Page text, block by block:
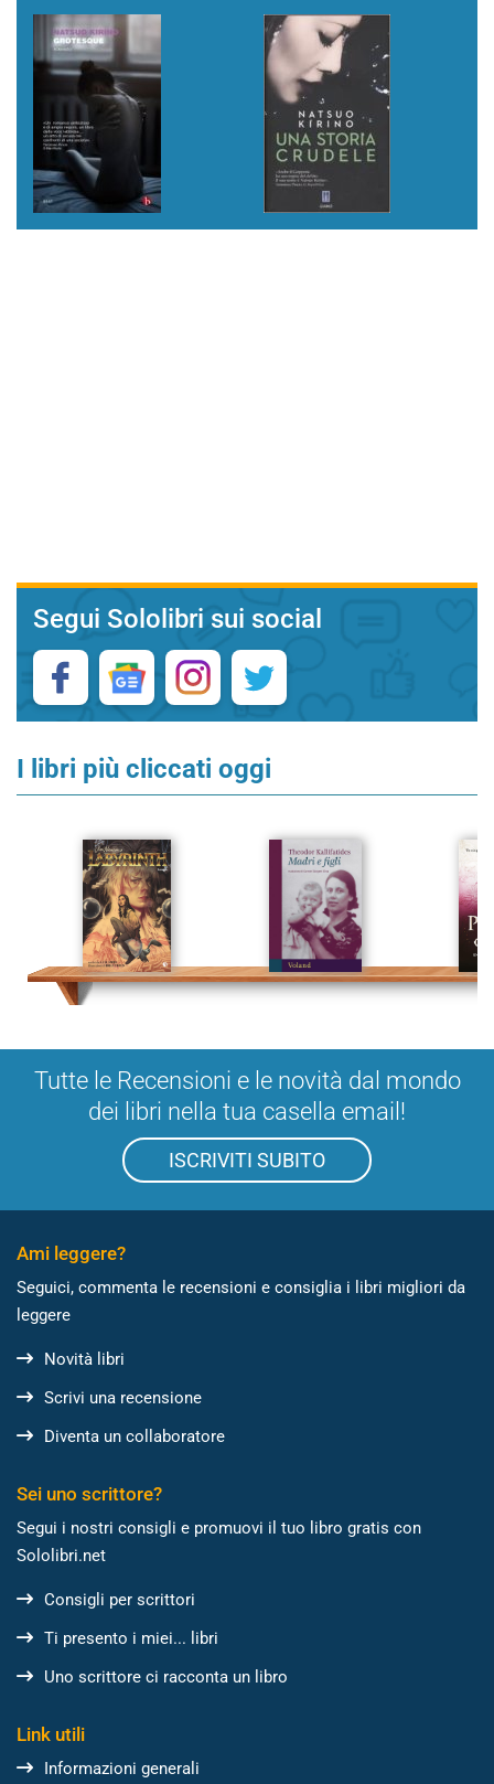
Segui Sololibri sui social
I libri più cliccati oggi
Tutte le Recensioni e le novità dal mondo
dei libri nella tua casella email!
ISCRIVITI SUBITO
Ami leggere?
Seguici, commenta le recensioni e consiglia i libri migliori da
leggere
Novità libri
Scrivi una recensione
Diventa un collaboratore
Sei uno scrittore?
Segui i nostri consigli e promuovi il tuo libro gratis con
Sololibri.net
Consigli per scrittori
Ti presento i miei... libri
Uno scrittore ci racconta un libro
Link utili
Informazioni generali